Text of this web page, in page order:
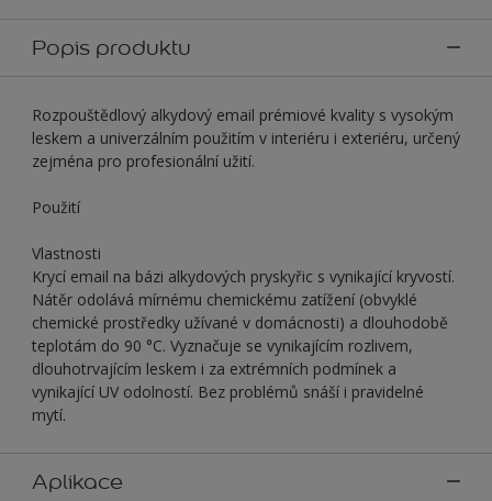
Popis produktu
Rozpouštědlový alkydový email prémiové kvality s vysokým
leskem a univerzálním použitím v interiéru i exteriéru, určený
zejména pro profesionální užití.
Použití
Vlastnosti
Krycí email na bázi alkydových pryskyřic s vynikající kryvostí.
Nátěr odolává mírnému chemickému zatížení (obvyklé
chemické prostředky užívané v domácnosti) a dlouhodobě
teplotám do 90 °C. Vyznačuje se vynikajícím rozlivem,
dlouhotrvajícím leskem i za extrémních podmínek a
vynikající UV odolností. Bez problémů snáší i pravidelné
mytí.
Aplikace